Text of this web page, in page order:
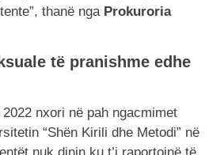
thanë nga Prokuroria
të pranishme edhe
nxori në pah ngacmimet
“Shën Kirili dhe Metodi” në